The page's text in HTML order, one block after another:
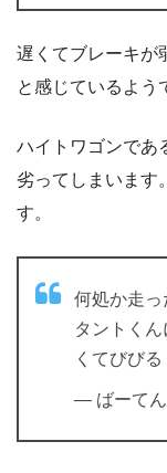
遅くてブレーキが
と感じているよう
ハイトワゴンであ
劣ってしまいます
す。
何処か走っ
タントく
くてびび
— ばーてん